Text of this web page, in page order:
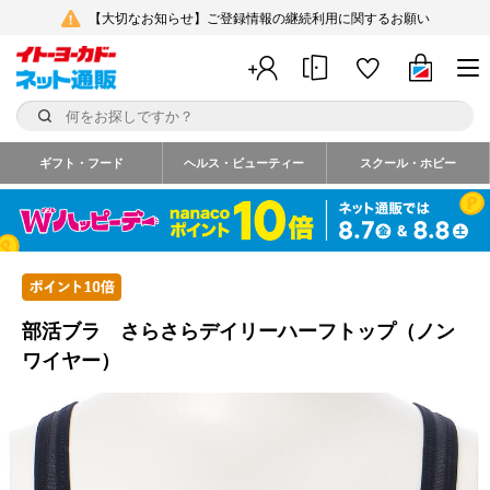
【大切なお知らせ】ご登録情報の継続利用に関するお願い
ギフト・フード ヘルス・ビューティー スクール・ホビー
部活ブラ さらさらデイリーハーフトップ（ノン
ワイヤー）